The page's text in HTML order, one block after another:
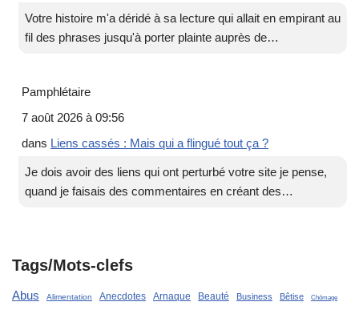
Votre histoire m'a déridé à sa lecture qui allait en empirant au
fil des phrases jusqu'à porter plainte auprès de…
Pamphlétaire
7 août 2026 à 09:56
dans Liens cassés : Mais qui a flingué tout ça ?
Je dois avoir des liens qui ont perturbé votre site je pense,
quand je faisais des commentaires en créant des…
Tags/Mots-clefs
Abus Alimentation Anecdotes Arnaque Beauté Business Bêtise Chômage